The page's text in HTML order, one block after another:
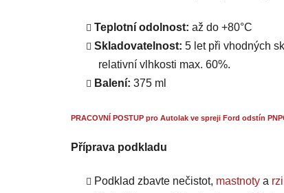
Teplotní odolnost: až do +80°C
Skladovatelnost: 5 let při vhodných
relativní vlhkosti max. 60%.
Balení: 375 ml
PRACOVNÍ POSTUP pro Autolak ve spreji Ford odstín
Příprava podkladu
Podklad zbavte nečistot, mastnoty a rzi